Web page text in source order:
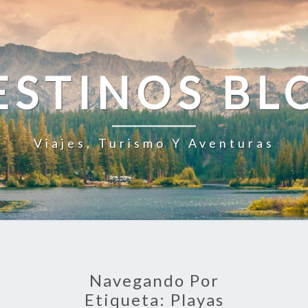
Viajes, Turismo Y Aventuras
Navegando Por
Etiqueta: Playas